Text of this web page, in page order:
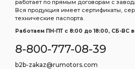
работает по прямым договорам с
Вся продукция имеет сертификаты,
технические паспорта.
Работаем ПН-ПТ c 8:00 до 18:00, СБ-ВС
8-800-777-08-39
b2b-zakaz@rumotors.com